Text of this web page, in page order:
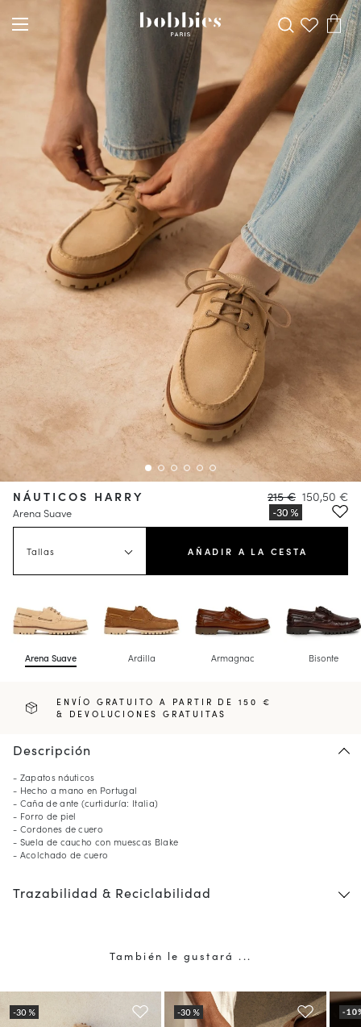
NÁUTICOS HARRY
Arena Suave
215 € 150,50 €
Tallas AÑADIR A LA CESTA
Arena Suave Ardilla Armagnac Bisonte
ENVÍO GRATUITO A PARTIR DE 150 €
& DEVOLUCIONES GRATUITAS
Descripción
- Zapatos náuticos
- Hecho a mano en Portugal
- Caña de ante (curtiduría: Italia)
- Forro de piel
- Cordones de cuero
- Suela de caucho con muescas Blake
- Acolchado de cuero
Trazabilidad & Reciclabilidad
También le gustará ...